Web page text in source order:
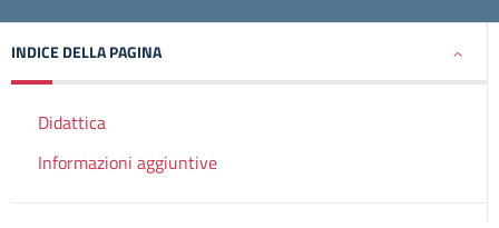
INDICE DELLA PAGINA
Didattica
Informazioni aggiuntive